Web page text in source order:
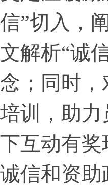
信”切入，
文解析“诚
念；同时
培训，助
下互动有
诚信和资